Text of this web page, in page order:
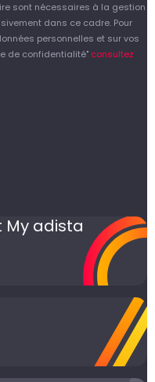
sont nécessaires à la gestion
dans ce cadre. Pour
personnelles et sur vos
de confidentialité" consultez
My adista